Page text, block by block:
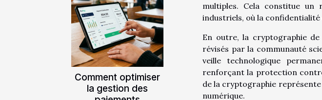
Comment optimiser
la gestion des
multiples. Cela constitue un
industriels, où la
En outre, la cryptographie de
révisés par la communauté
veille technologique
renforçant la protection
de la cryptographie représente
numérique.